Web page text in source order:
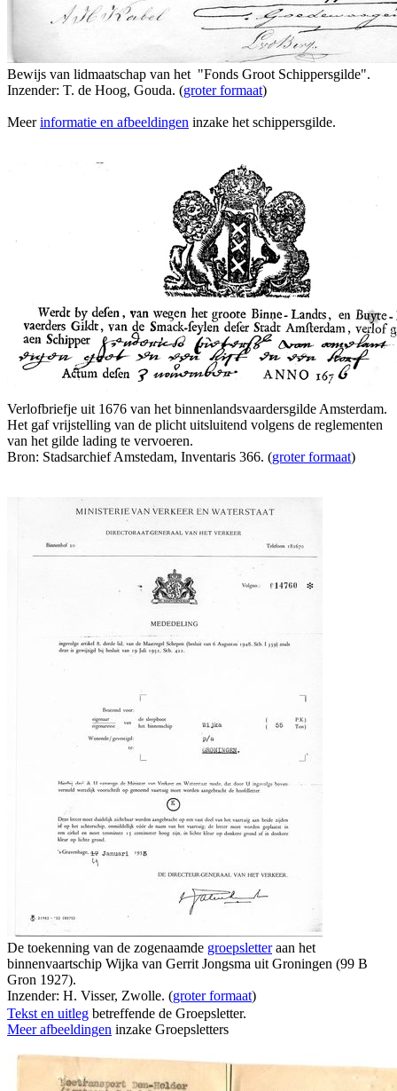
Bewijs van lidmaatschap van het "Fonds Groot Schippersgilde".
Inzender: T. de Hoog, Gouda. (groter formaat)
Meerinformatie en afbeeldingen inzake het schippersgilde.
Verlofbriefje uit 1676 van het binnenlandsvaardersgilde Amsterdam.
Het gaf vrijstelling van de plicht uitsluitend volgens de reglementen
van het gilde lading te vervoeren.
Bron: Stadsarchief Amstedam, Inventaris 366. (groter formaat)
De toekenning van de zogenaamde groepsletteraan het
binnenvaartschip Wijka van Gerrit Jongsma uit Groningen (99 B
Gron 1927).
Inzender: H. Visser, Zwolle. (groter formaat)
Tekst en uitleg betreffende de Groepsletter.
Meer afbeeldingen inzake Groepsletters